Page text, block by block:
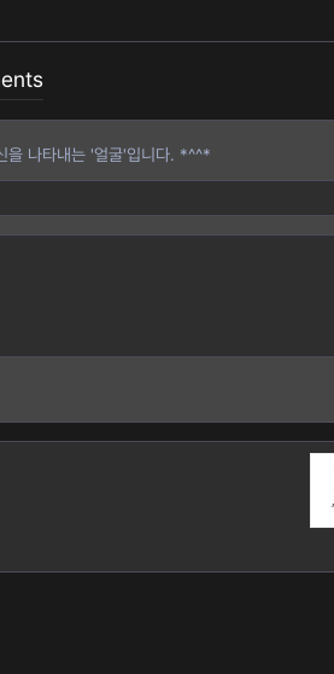
을 나타내는 '얼굴'입니다. *^^*